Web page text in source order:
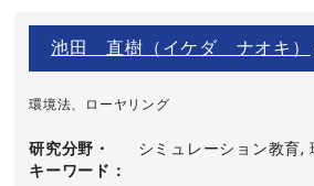
池田 直樹（イケダ ナオキ）
環境法、ローヤリング
研究分野・
キーワード
シミュレーション教育,